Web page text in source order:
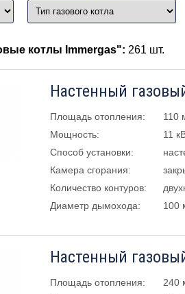
котлы Immergas": 261 шт.
Площадь отопления:
110
Мощность:
11
Способ установки:
Камера сгорания:
Количество контуров:
Диаметр дымохода:
100
Площадь отопления:
240